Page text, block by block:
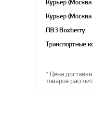
Курьер
Курьер
ПВЗ Boxberry
Транспортные
* Цена доставки
товаров